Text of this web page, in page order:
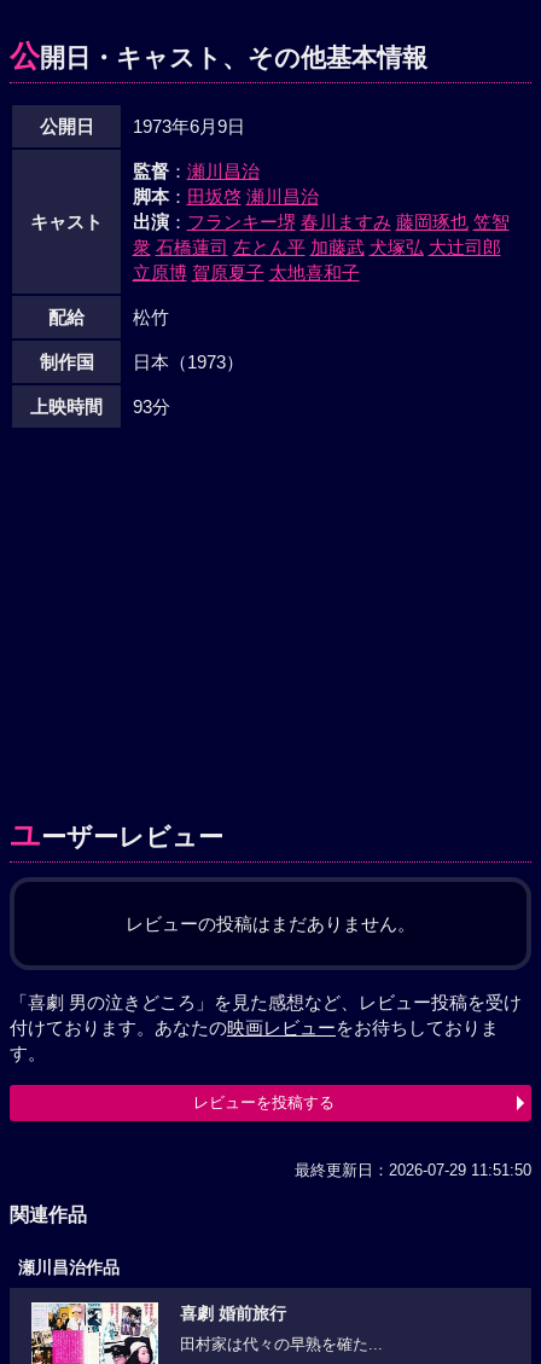
ながら一生懸命に、男を喜こばせようと踊っている“べべ・
モンロー”こととめ。その姿は美しいものだった。
公開日・キャスト、その他基本情報
公開日 1973年6月9日
キャスト
監督： 瀬川昌治
脚本： 田坂啓 瀬川昌治
出演： フランキー堺 春川ますみ 藤岡琢也 笠智
衆 石橋蓮司 左とん平 加藤武 犬塚弘 大辻司郎
立原博 賀原夏子 太地喜和子
配給 松竹
制作国 日本（1973）
上映時間 93分
ユーザーレビュー
レビューの投稿はまだありません。
「喜劇 男の泣きどころ」を見た感想など、レビュー投稿を受け
付けております。あなたの映画レビューをお待ちしておりま
す。
レビューを投稿する
最終更新日：2026-07-29 11:51:50
関連作品
瀬川昌治作品
喜劇 婚前旅行
田村家は代々の早熟を確た...